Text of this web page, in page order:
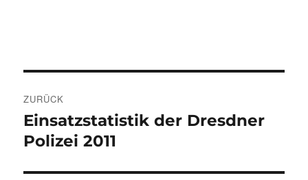
ZURÜCK
Vorheriger
Beitrag:
Einsatzstatistik der Dresdner
Polizei 2011